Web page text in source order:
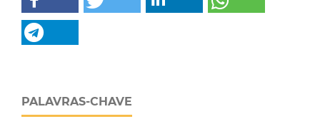
PALAVRAS-CHAVE